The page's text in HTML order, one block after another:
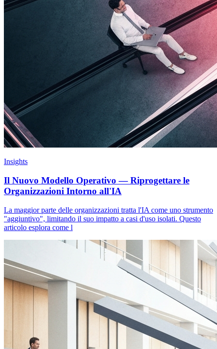
Insights
Il Nuovo Modello Operativo — Riprogettare le
Organizzazioni Intorno all'IA
La maggior parte delle organizzazioni tratta l'IA come uno strumento
"aggiuntivo", limitando il suo impatto a casi d'uso isolati. Questo
articolo esplora come l